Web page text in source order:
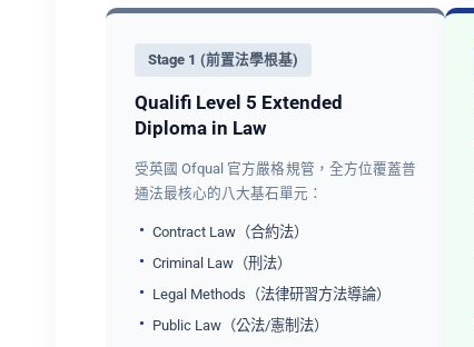
Stage 1 (前置法學根基)
Qualifi Level 5 Extended
Diploma in Law
受英國 Ofqual 官方嚴格規管，全方位覆蓋普
通法最核心的八大基石單元：
Contract Law（合約法）
Criminal Law（刑法）
Legal Methods（法律研習方法導論）
Public Law（公法/憲制法）